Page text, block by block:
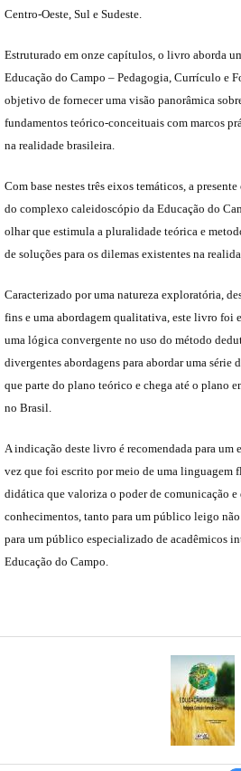
Centro-Oeste, Sul e Sudeste.
Estruturado em onze capítulos, o livro aborda
Educação do Campo – Pedagogia, Currículo e
objetivo de fornecer uma visão panorâmica
fundamentos teórico-conceituais com marcos
na realidade brasileira.
Com base nestes três eixos temáticos, a
do complexo caleidoscópio da Educação do
olhar que estimula a pluralidade teórica e
de soluções para os dilemas existentes na
Caracterizado por uma natureza exploratória,
fins e uma abordagem qualitativa, este livro foi
uma lógica convergente no uso do método
divergentes abordagens para abordar uma série
que parte do plano teórico e chega até o plano
no Brasil.
A indicação deste livro é recomendada para um
vez que foi escrito por meio de uma linguagem
didática que valoriza o poder de comunicação e
conhecimentos, tanto para um público leigo
para um público especializado de acadêmicos
Educação do Campo.